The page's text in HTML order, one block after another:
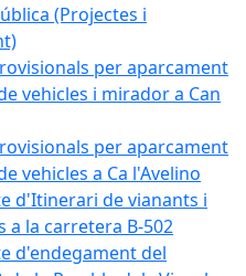
(Projectes i
per aparcament
vehicles i mirador a Can
per aparcament
vehicles a Ca l'Avelino
d'Itinerari de vianants i
a la carretera B-502
d'endegament del